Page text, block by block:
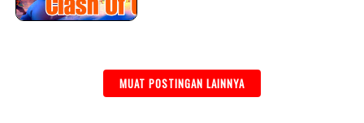
MUAT POSTINGAN LAINNYA